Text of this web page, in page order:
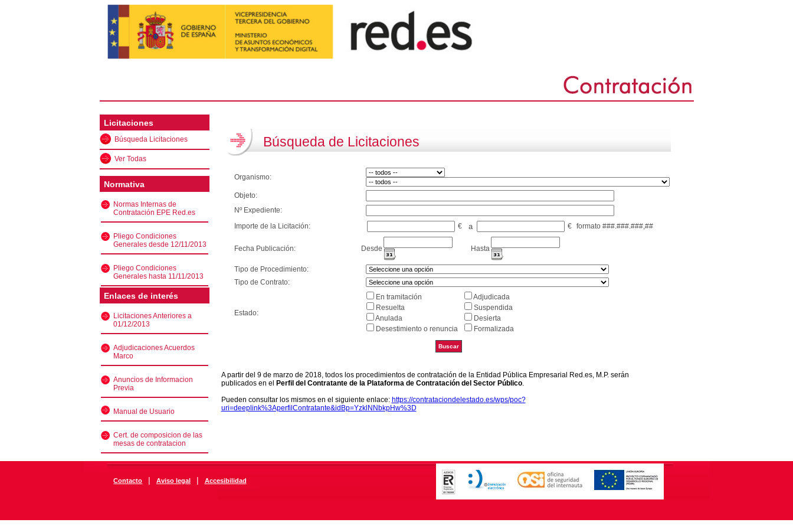
Licitaciones
Búsqueda Licitaciones
Ver Todas
Normativa
Normas Internas de
Contratación EPE Red.es
Pliego Condiciones
Generales desde 12/11/2013
Pliego Condiciones
Generales hasta 11/11/2013
Enlaces de interés
Licitaciones Anteriores a
01/12/2013
Adjudicaciones Acuerdos
Marco
Anuncios de Informacion
Previa
Manual de Usuario
Cert. de composicion de las
mesas de contratacion
Búsqueda de Licitaciones
Organismo:
Objeto:
Nº Expediente:
Importe de la Licitación:
€ a € formato ###.###.###,##
Fecha Publicación: Desde Hasta
Tipo de Procedimiento:
Tipo de Contrato:
Estado:
En tramitación
Adjudicada
Resuelta
Suspendida
Anulada
Desierta
Desestimiento o renuncia
Formalizada
A partir del 9 de marzo de 2018, todos los procedimientos de contratación de la Entidad Pública Empresarial Red.es, M.P. serán
publicados en el
Perfil del Contratante de la Plataforma de Contratación del Sector Público.
Pueden consultar los mismos en el siguiente enlace: https://contrataciondelestado.es/wps/poc?
uri=deeplink%3AperfilContratante&idBp=YzklNNbkpHw%3D
Contacto | Aviso legal | Accesibilidad